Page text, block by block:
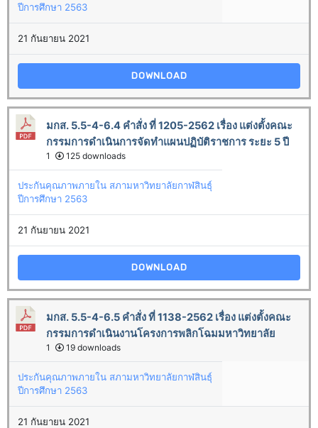
ปีการศึกษา 2563
21 กันยายน 2021
DOWNLOAD
มกส. 5.5-4-6.4 คำสั่ง ที่ 1205-2562 เรื่อง แต่งตั้งคณะ
กรรมการดำเนินการจัดทำแผนปฏิบัติราชการ ระยะ 5 ปี
1 125 downloads
ประกันคุณภาพภายใน สภามหาวิทยาลัยกาฬสินธุ์
ปีการศึกษา 2563
21 กันยายน 2021
DOWNLOAD
มกส. 5.5-4-6.5 คำสั่ง ที่ 1138-2562 เรื่อง แต่งตั้งคณะ
กรรมการดำเนินงานโครงการพลิกโฉมมหาวิทยาลัย
1 19 downloads
ประกันคุณภาพภายใน สภามหาวิทยาลัยกาฬสินธุ์
ปีการศึกษา 2563
21 กันยายน 2021